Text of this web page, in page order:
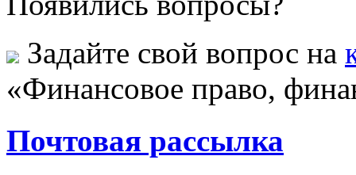
Задайте свой вопрос на
«Финансовое право,
Почтовая рассылка